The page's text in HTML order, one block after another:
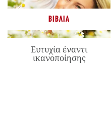
ΒΙΒΛΊΑ
Ευτυχία έναντι
ικανοποίησης